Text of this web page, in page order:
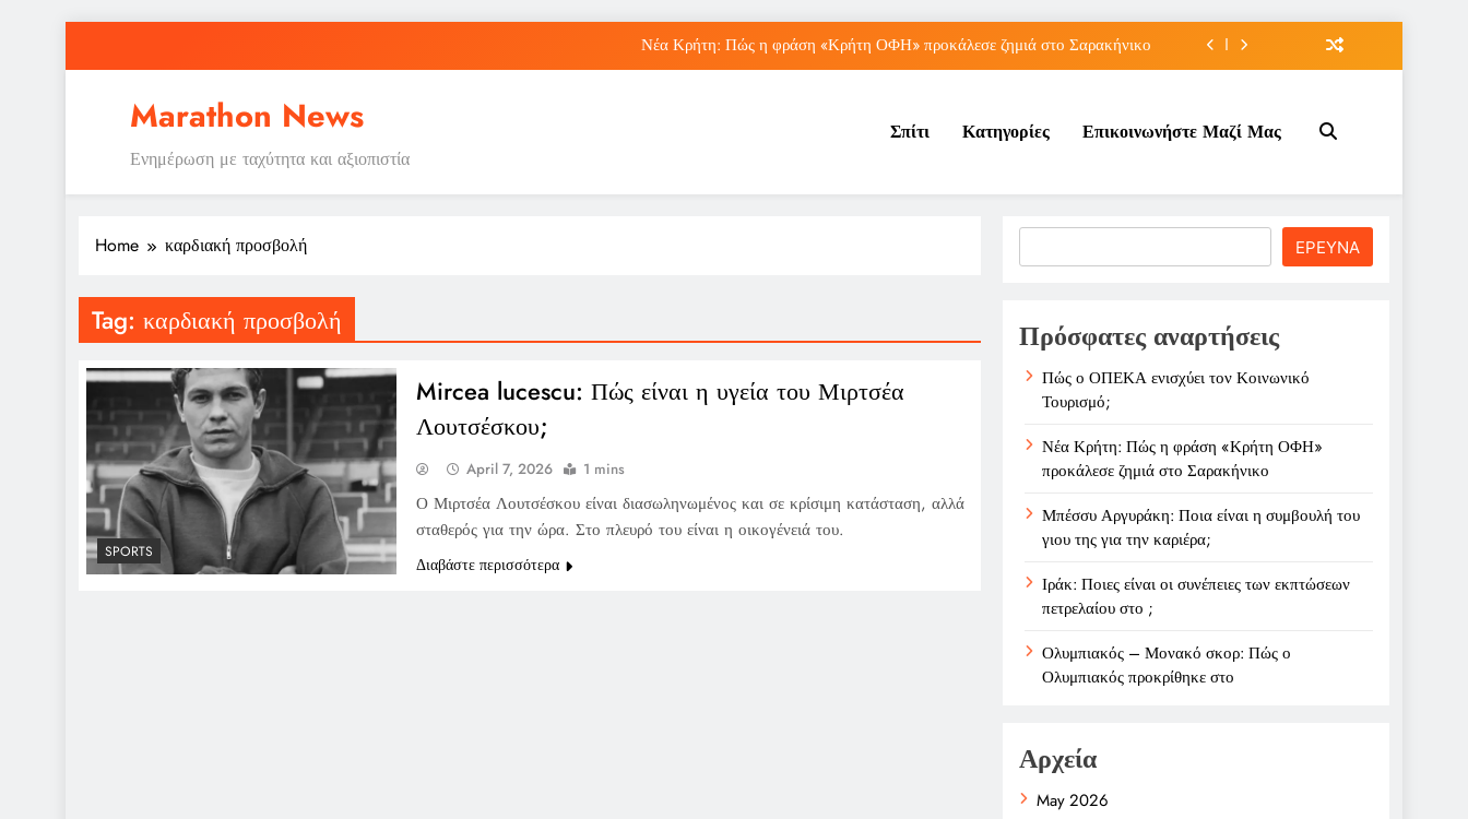
Νέα Κρήτη: Πώς η φράση «Κρήτη ΟΦΗ» προκάλεσε ζημιά στο Σαρακήνικο
Ιράκ: Ποιες είναι οι συνέπειες των εκπτώσεων πετρελαίου στο ;
Νέα Κρήτη: Πώς η φράση «Κρήτη ΟΦΗ» προκάλεσε ζημιά στο Σαρακήνικο
Μπέσσυ Αργυράκη: Ποια είναι η συμβουλή του γιου της για την καριέρα;
Marathon News
Ενημέρωση με ταχύτητα και αξιοπιστία
Σπίτι Κατηγορίες Επικοινωνήστε Μαζί Μας
Home καρδιακή προσβολή
Tag: καρδιακή προσβολή
SPORTS
Mircea lucescu: Πώς είναι η υγεία του Μιρτσέα
Λουτσέσκου;
April 7, 2026 1 mins
Ο Μιρτσέα Λουτσέσκου είναι διασωληνωμένος και σε κρίσιμη κατάσταση, αλλά
σταθερός για την ώρα. Στο πλευρό του είναι η οικογένειά του.
Διαβάστε περισσότερα
ΕΡΕΥΝΑ
Πρόσφατες αναρτήσεις
Πώς ο ΟΠΕΚΑ ενισχύει τον Κοινωνικό
Τουρισμό;
Νέα Κρήτη: Πώς η φράση «Κρήτη ΟΦΗ»
προκάλεσε ζημιά στο Σαρακήνικο
Μπέσσυ Αργυράκη: Ποια είναι η συμβουλή του
γιου της για την καριέρα;
Ιράκ: Ποιες είναι οι συνέπειες των εκπτώσεων
πετρελαίου στο ;
Ολυμπιακός – Μονακό σκορ: Πώς ο
Ολυμπιακός προκρίθηκε στο
Αρχεία
May 2026